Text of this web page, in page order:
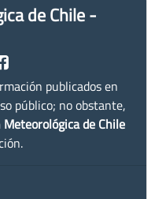
de Chile -
publicados en
público; no obstante,
Meteorológica de Chile